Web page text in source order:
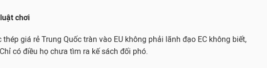
chơi
thép giá rẻ Trung Quốc tràn vào EU không phải lãnh đạo EC không biết,
có điều họ chưa tìm ra kế sách đối phó.